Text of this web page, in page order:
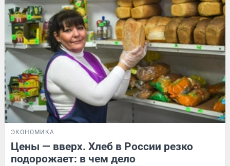
ЭКОНОМИКА
Цены — вверх. Хлеб в России резко
подорожает: в чем дело